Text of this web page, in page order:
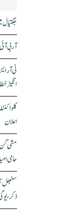
جگتیال میں گرام
آر بی
ٹی آر
انگیز
اعلان
مشی گن
حامی
سنبھل
ذکر،